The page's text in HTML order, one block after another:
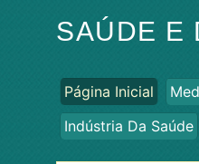
SAÚDE E
Página Inicial
Indústria Da Saúde